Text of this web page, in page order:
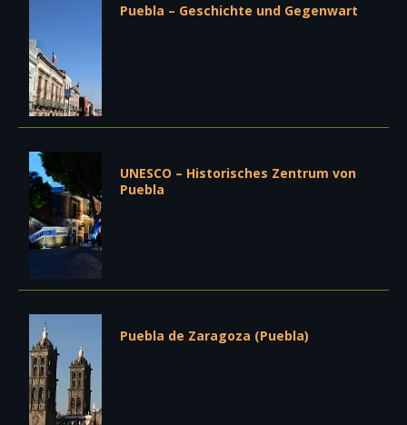
Puebla – Geschichte und Gegenwart
UNESCO – Historisches Zentrum von
Puebla
Puebla de Zaragoza (Puebla)